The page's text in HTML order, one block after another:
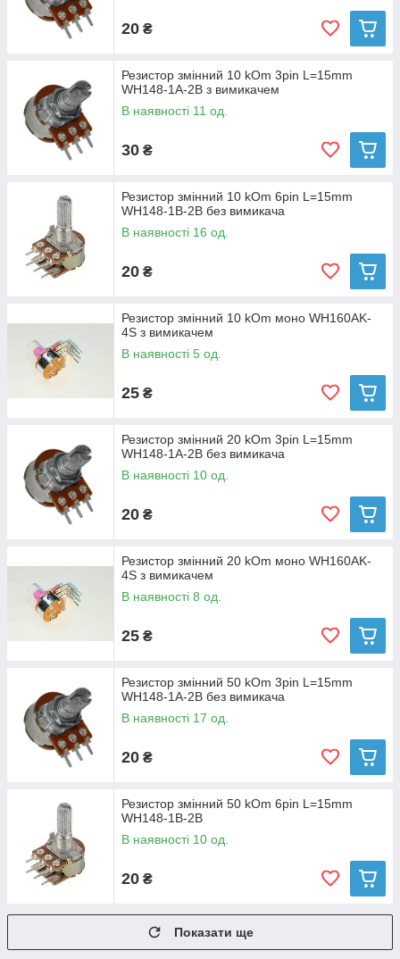
20 ₴
Резистор змінний 10 kOm 3pin L=15mm
WH148-1A-2B з вимикачем
В наявності 11 од.
30 ₴
Резистор змінний 10 kOm 6pin L=15mm
WH148-1B-2B без вимикача
В наявності 16 од.
20 ₴
Резистор змінний 10 kOm моно WH160AK-
4S з вимикачем
В наявності 5 од.
25 ₴
Резистор змінний 20 kOm 3pin L=15mm
WH148-1A-2B без вимикача
В наявності 10 од.
20 ₴
Резистор змінний 20 kOm моно WH160AK-
4S з вимикачем
В наявності 8 од.
25 ₴
Резистор змінний 50 kOm 3pin L=15mm
WH148-1A-2B без вимикача
В наявності 17 од.
20 ₴
Резистор змінний 50 kOm 6pin L=15mm
WH148-1B-2B
В наявності 10 од.
20 ₴
Показати ще